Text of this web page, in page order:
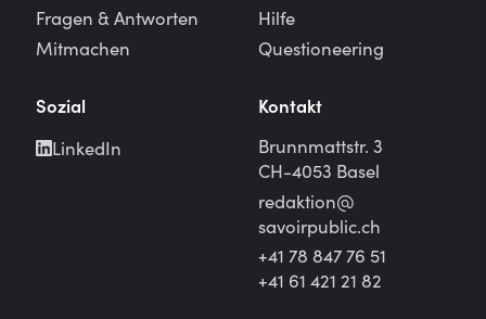
Fragen & Antworten
Mitmachen
Hilfe
Questioneering
Sozial
LinkedIn
Kontakt
Brunnmattstr. 3
CH-4053 Basel
redaktion@
savoirpublic.ch
+41 78 847 76 51
+41 61 421 21 82